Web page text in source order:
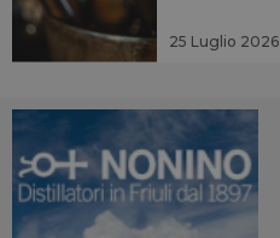
25 Luglio 2026